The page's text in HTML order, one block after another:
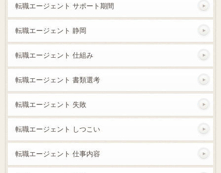
転職エージェント サポート期間
転職エージェント 静岡
転職エージェント 仕組み
転職エージェント 書類選考
転職エージェント 失敗
転職エージェント しつこい
転職エージェント 仕事内容